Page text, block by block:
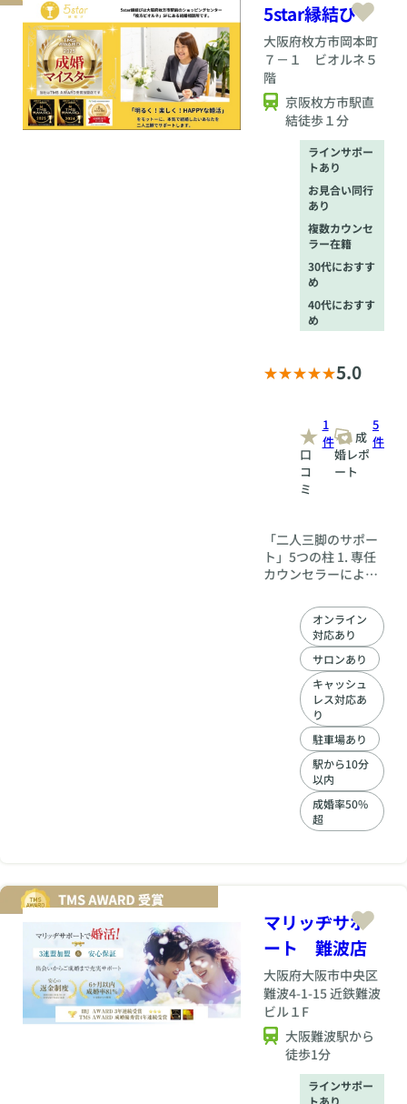
ンセラー自身も婚活
経験者であり、男女
双方の視点を理解し
ているからこそ、感
情面・行動面の両方
に寄り添ったアドバ
イスが可能です。
「まずは話してみた
い」「婚活って何か
ら始めればいい
の？」という方も、
リラックスした雰囲
気の中で、自然体の
ままご相談いただけ
5star縁結び
大阪府枚方市岡本町
７－１ ビオルネ５
階
京阪枚方市駅直
結徒歩１分
ラインサポー
トあり
お見合い同行
あり
複数カウンセ
ラー在籍
30代におすす
め
40代におすす
め
5.0
口
コ
ミ
1
件
成
婚レポ
ート
5
件
「二人三脚のサポー
ト」5つの柱 1. 専任
カウンセラーによる
員一人ひとりに専任
のカウンセラーが付
き、入会から成婚ま
でを一貫してサポー
トします。 価値観の
深掘り: 本人も気づい
ていない潜在的な理
想や結婚観をカウン
セリングで明確にし
ます。 戦略的な婚活
設計: 個別のライフス
タイルに合わせ、い
つまでに成婚するか
という逆算型のスケ
いが成立し、次に繋
がるための具体的な
アドバイスを行いま
す。 第一印象のプロ
デュース: 清潔感のあ
る服装、髪型、表情
作りなどをプロの視
点で助言します。 模
擬お見合い・会話術:
緊張しやすい方のた
めに、話題の選び方
オンライン
対応あり
サロンあり
キャッシュ
レス対応あ
り
駐車場あり
駅から10分
以内
成婚率50%
超
マリッヂサポ
ート 難波店
大阪府大阪市中央区
難波4-1-15 近鉄難波
ビル１F
大阪難波駅から
徒歩1分
ラインサポー
トあり